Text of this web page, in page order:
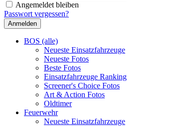
Angemeldet bleiben
Passwort vergessen?
BOS (alle)
Neueste Einsatzfahrzeuge
Neueste Fotos
Beste Fotos
Einsatzfahrzeuge Ranking
Screener's Choice Fotos
Art & Action Fotos
Oldtimer
Feuerwehr
Neueste Einsatzfahrzeuge